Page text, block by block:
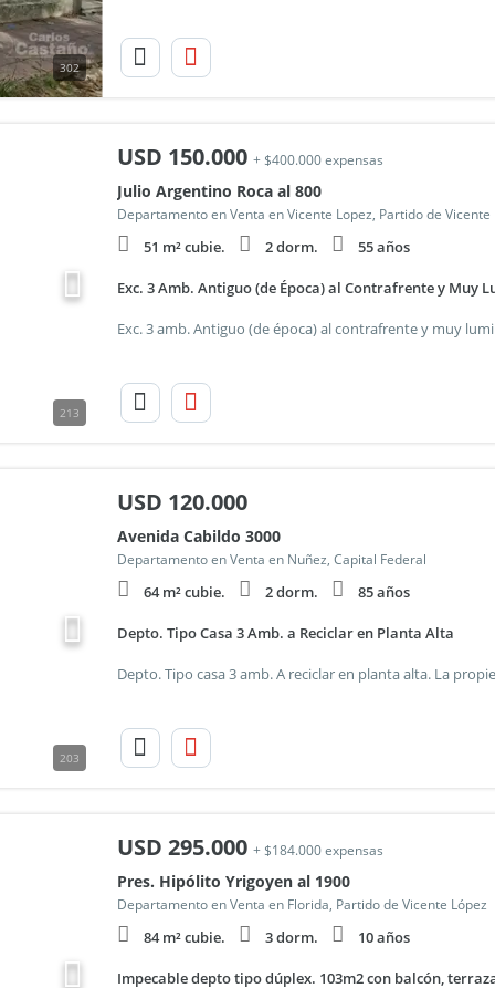
302
213
USD 150.000 + $400.000 expensas
Julio Argentino Roca al 800
Departamento en Venta en Vicente Lopez, Partido de Vicente
51 m² cubie. 2 dorm. 55 años
Exc. 3 Amb. Antiguo (de Época) al Contrafrente y Muy
203
USD 120.000
Avenida Cabildo 3000
Departamento en Venta en Nuñez, Capital Federal
64 m² cubie. 2 dorm. 85 años
Depto. Tipo Casa 3 Amb. a Reciclar en Planta Alta
USD 295.000 + $184.000 expensas
Pres. Hipólito Yrigoyen al 1900
Departamento en Venta en Florida, Partido de Vicente López
84 m² cubie. 3 dorm. 10 años
Impecable depto tipo dúplex. 103m2 con balcón,